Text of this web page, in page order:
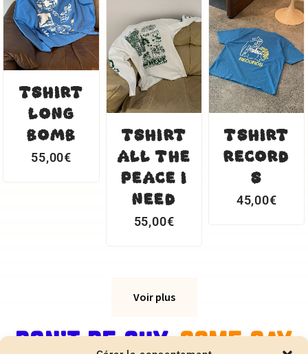
TSHIRT
LONG
BOMB
55,00€
TSHIRT
ALL THE
PEACE I
NEED
55,00€
TSHIRT
RECORD
S
45,00€
Voir plus
DON'T BE SHY.COME SAY